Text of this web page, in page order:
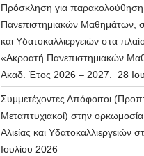
Πρόσκληση για παρακολούθηση
Πανεπιστημιακών Μαθημάτων,
και Υδατοκαλλιεργειών στα
«Ακροατή Πανεπιστημιακών
Ακαδ. Έτος 2026 – 2027. 28
Συμμετέχοντες Απόφοιτοι
Μεταπτυχιακοί) στην
Αλιείας και Υδατοκαλλιεργειών
Ιουλίου 2026